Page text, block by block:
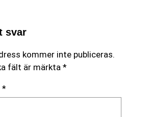
svar
kommer inte publiceras.
fält är märkta *
*